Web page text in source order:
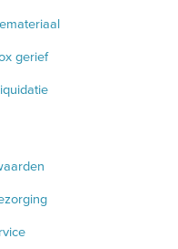
gerief